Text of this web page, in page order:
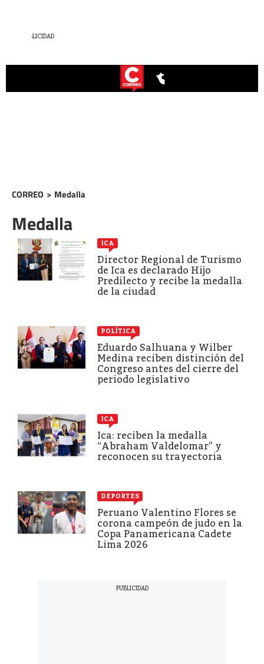
CORREO > Medalla
Medalla
ICA
Director Regional de Turismo
de Ica es declarado Hijo
Predilecto y recibe la medalla
de la ciudad
POLÍTICA
Eduardo Salhuana y Wilber
Medina reciben distinción del
Congreso antes del cierre del
periodo legislativo
ICA
Ica: reciben la medalla
“Abraham Valdelomar” y
reconocen su trayectoria
DEPORTES
Peruano Valentino Flores se
corona campeón de judo en la
Copa Panamericana Cadete
Lima 2026